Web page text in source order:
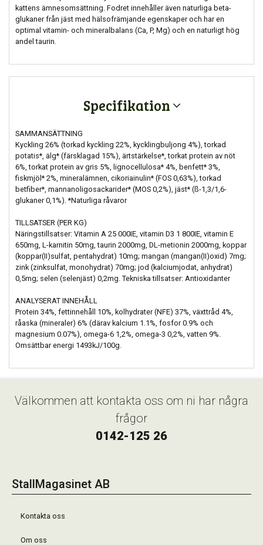
kattens ämnesomsättning. Fodret innehåller även naturliga beta-
glukaner från jäst med hälsofrämjande egenskaper och har en
optimal vitamin- och mineralbalans (Ca, P, Mg) och en naturligt hög
andel taurin.
Specifikation
SAMMANSÄTTNING
Kyckling 26% (torkad kyckling 22%, kycklingbuljong 4%), torkad
potatis*, älg* (färsklagad 15%), ärtstärkelse*, torkat protein av nöt
6%, torkat protein av gris 5%, lignocellulosa* 4%, benfett* 3%,
fiskmjöl* 2%, mineralämnen, cikoriainulin* (FOS 0,63%), torkad
betfiber*, mannanoligosackarider* (MOS 0,2%), jäst* (ß-1,3/1,6-
glukaner 0,1%). *Naturliga råvaror
TILLSATSER (PER KG)
Näringstillsatser: Vitamin A 25 000IE, vitamin D3 1 800IE, vitamin E
650mg, L-karnitin 50mg, taurin 2000mg, DL-metionin 2000mg, koppar
(koppar(II)sulfat, pentahydrat) 10mg; mangan (mangan(II)oxid) 7mg;
zink (zinksulfat, monohydrat) 70mg; jod (kalciumjodat, anhydrat)
0,5mg; selen (selenjäst) 0,2mg. Tekniska tillsatser: Antioxidanter
ANALYSERAT INNEHÅLL
Protein 34%, fettinnehåll 10%, kolhydrater (NFE) 37%, växttråd 4%,
råaska (mineraler) 6% (därav kalcium 1.1%, fosfor 0.9% och
magnesium 0.07%), omega-6 1,2%, omega-3 0,2%, vatten 9%.
Omsättbar energi 1493kJ/100g.
Välkommen att kontakta oss om ni har några
frågor
0142-125 26
StallMagasinet AB
Kontakta oss
Om oss